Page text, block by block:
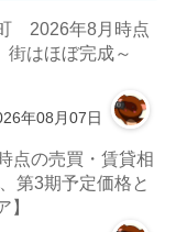
2026年8月時点
街はほぼ完成～
年08月07日
点の売買・賃貸相
第3期予定価格と
】